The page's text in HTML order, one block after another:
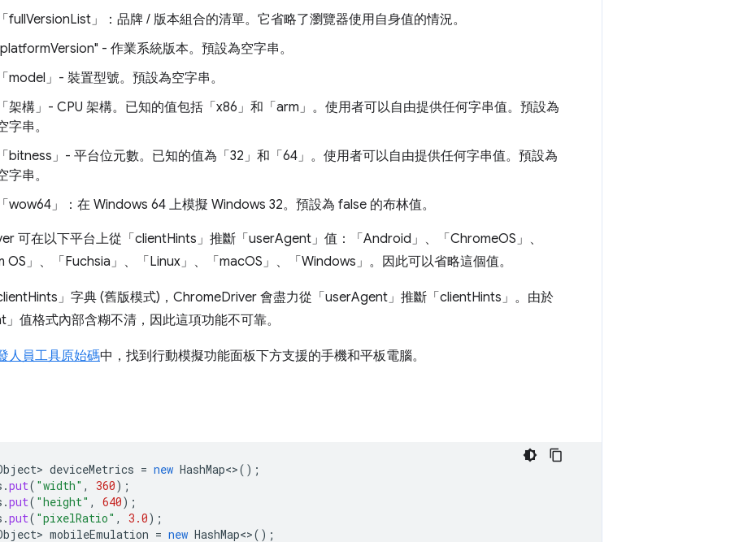
「fullVersionList」：品牌 / 版本組合的清單。它省略了瀏覽器使用自身值的情況。
- 作業系統版本。預設為空字串。
「model」- 裝置型號。預設為空字串。
「架構」- CPU 架構。已知的值包括「x86」和「arm」。使用者可以自由提供任何字串值。預設為
字串。
「bitness」- 平台位元數。已知的值為「32」和「64」。使用者可以自由提供任何字串值。預設為
字串。
「wow64」：在 Windows 64 上模擬 Windows 32。預設為 false 的布林值。
可在以下平台上從「clientHints」推斷「userAgent」值：「Android」、「ChromeOS」、
OS」、「Fuchsia」、「Linux」、「macOS」、「Windows」。因此可以省略這個值。
」字典 (舊版模式)，ChromeDriver 會盡力從「userAgent」推斷「clientHints」。由於
」值格式內部含糊不清，因此這項功能不可靠。
人員工具原始碼中，找到行動模擬功能面板下方支援的手機和平板電腦。
> deviceMetrics = new HashMap<>();
.put( "width" , 360);
.put( "height" , 640);
.put( "pixelRatio" , 3.0);
> mobileEmulation = new HashMap<>();